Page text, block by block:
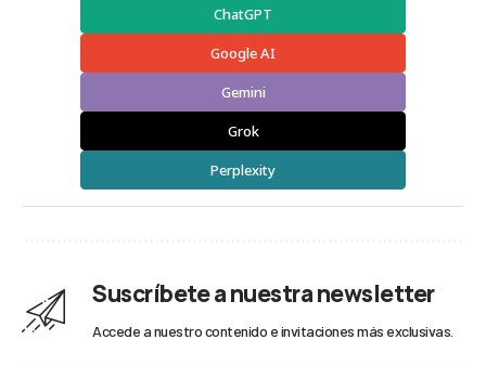
ChatGPT
Google AI
Gemini
Grok
Perplexity
Suscríbete a nuestra newsletter
Accede a nuestro contenido e invitaciones más exclusivas.